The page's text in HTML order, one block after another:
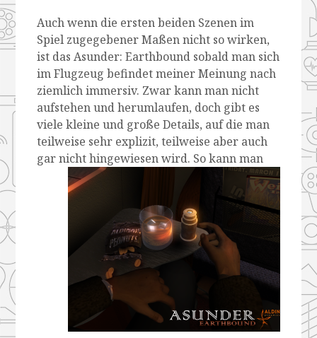
Auch wenn die ersten beiden Szenen im
Spiel zugegebener Maßen nicht so wirken,
ist das Asunder: Earthbound sobald man sich
im Flugzeug befindet meiner Meinung nach
ziemlich immersiv. Zwar kann man nicht
aufstehen und herumlaufen, doch gibt es
viele kleine und große Details, auf die man
teilweise sehr explizit, teilweise aber auch
gar nicht hingewiesen wird. So kann man